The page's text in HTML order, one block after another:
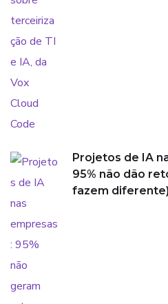
Projetos de IA
95% não dão
fazem diferente)